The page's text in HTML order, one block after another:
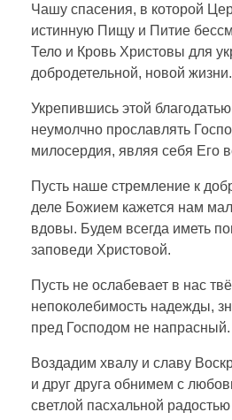
Чашу спасения, в которой
истинную Пищу и Питие
Тело и Кровь Христовы для
добродетельной, новой жизни.
Укрепившись этой
неумолчно прославлять
милосердия, являя себя Его
Пусть наше стремление к
деле Божием кажется нам
вдовы. Будем всегда иметь
заповеди Христовой.
Пусть не ослабевает в нас
непоколебимость надежды,
пред Господом не напрасный.
Воздадим хвалу и славу
и друг друга обнимем с
светлой пасхальной